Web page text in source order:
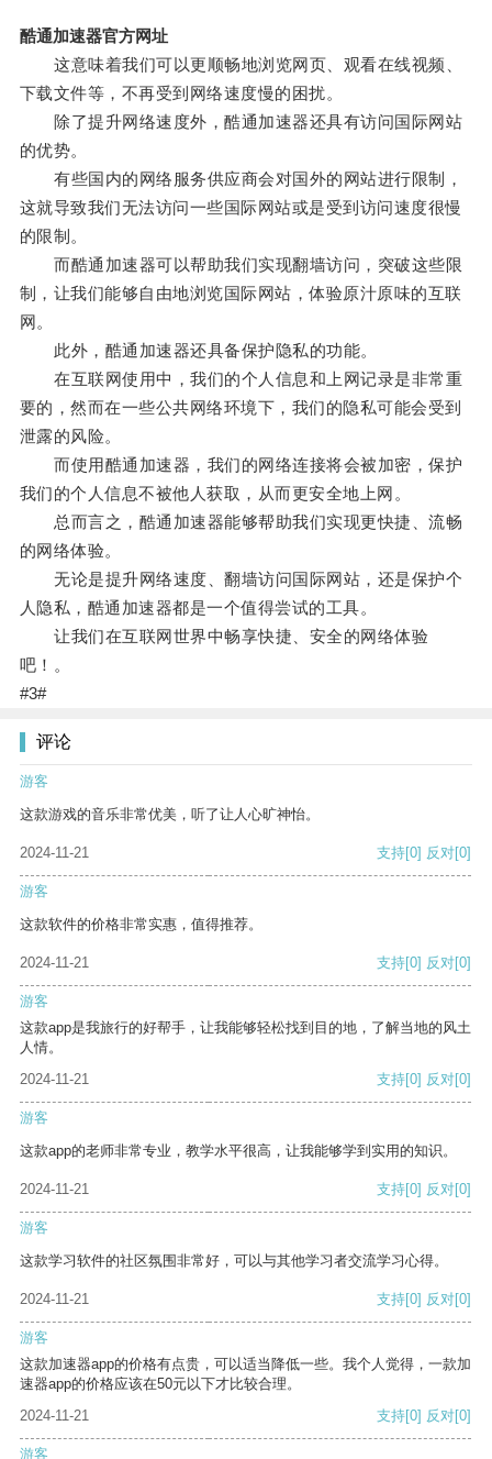
酷通加速器官方网址
这意味着我们可以更顺畅地浏览网页、观看在线视频、
下载文件等，不再受到网络速度慢的困扰。
除了提升网络速度外，酷通加速器还具有访问国际网站
的优势。
有些国内的网络服务供应商会对国外的网站进行限制，
这就导致我们无法访问一些国际网站或是受到访问速度很慢
的限制。
而酷通加速器可以帮助我们实现翻墙访问，突破这些限
制，让我们能够自由地浏览国际网站，体验原汁原味的互联
网。
此外，酷通加速器还具备保护隐私的功能。
在互联网使用中，我们的个人信息和上网记录是非常重
要的，然而在一些公共网络环境下，我们的隐私可能会受到
泄露的风险。
而使用酷通加速器，我们的网络连接将会被加密，保护
我们的个人信息不被他人获取，从而更安全地上网。
总而言之，酷通加速器能够帮助我们实现更快捷、流畅
的网络体验。
无论是提升网络速度、翻墙访问国际网站，还是保护个
人隐私，酷通加速器都是一个值得尝试的工具。
让我们在互联网世界中畅享快捷、安全的网络体验
吧！。
#3#
评论
游客
这款游戏的音乐非常优美，听了让人心旷神怡。
2024-11-21 支持[0] 反对[0]
游客
这款软件的价格非常实惠，值得推荐。
2024-11-21 支持[0] 反对[0]
游客
这款app是我旅行的好帮手，让我能够轻松找到目的地，了解当地的风土
人情。
2024-11-21
支持[0] 反对[0]
游客
这款app的老师非常专业，教学水平很高，让我能够学到实用的知识。
2024-11-21 支持[0] 反对[0]
游客
这款学习软件的社区氛围非常好，可以与其他学习者交流学习心得。
2024-11-21 支持[0] 反对[0]
游客
这款加速器app的价格有点贵，可以适当降低一些。我个人觉得，一款加
速器app的价格应该在50元以下才比较合理。
2024-11-21
支持[0] 反对[0]
游客